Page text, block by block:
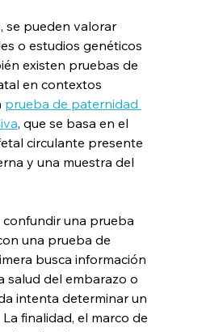
se pueden valorar
o estudios genéticos
existen pruebas de
en contextos
prueba de paternidad
, que se basa en el
circulante presente
y una muestra del
una prueba
una prueba de
busca información
salud del embarazo o
intenta determinar un
finalidad, el marco de